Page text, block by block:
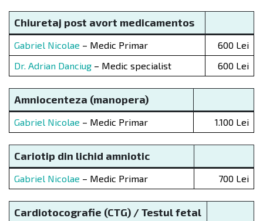
Chiuretaj post avort medicamentos
Gabriel Nicolae – Medic Primar
600 Lei
Dr. Adrian Danciug – Medic specialist 600 Lei
Amniocenteza (manopera)
Gabriel Nicolae – Medic Primar 1.100 Lei
Cariotip din lichid amniotic
Gabriel Nicolae – Medic Primar 700 Lei
Cardiotocografie (CTG) / Testul fetal